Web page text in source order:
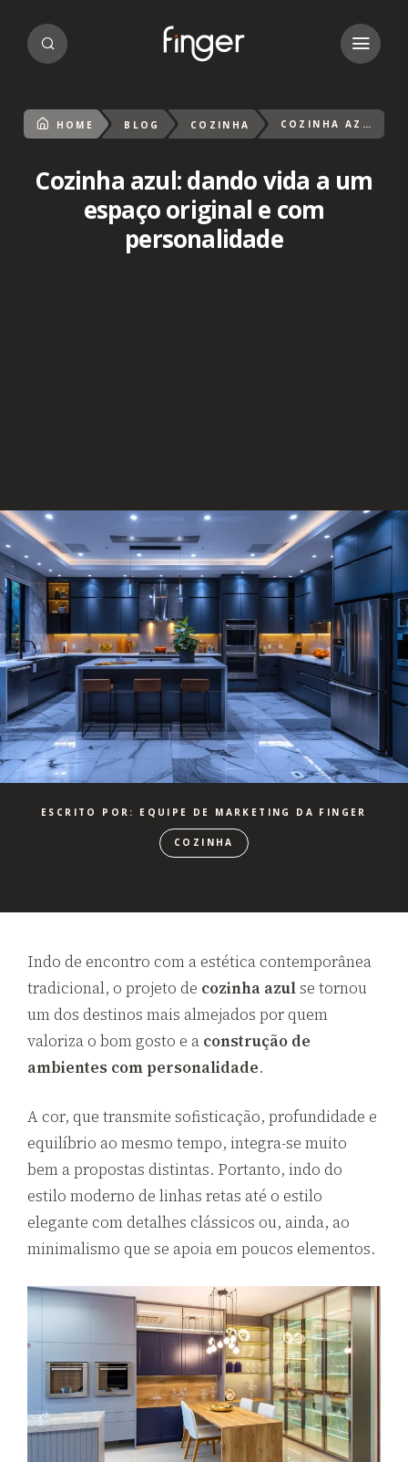
HOME BLOG COZINHA COZINHA AZUL: DANDO VIDA A UM ESPAÇO ORIGINAL E COM PERSONALIDADE
Cozinha azul: dando vida a um
espaço original e com
personalidade
ESCRITO POR: EQUIPE DE MARKETING DA FINGER
COZINHA
Indo de encontro com a estética contemporânea
tradicional, o projeto de cozinha azulse tornou
um dos destinos mais almejados por quem
valoriza o bom gosto e a construção de
ambientes com personalidade.
A cor, que transmite sofisticação, profundidade e
equilíbrio ao mesmo tempo, integra-se muito
bem a propostas distintas. Portanto, indo do
estilo moderno de linhas retas até o estilo
elegante com detalhes clássicos ou, ainda, ao
minimalismo que se apoia em poucos elementos.